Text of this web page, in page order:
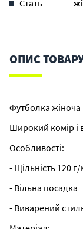
Стать
ОПИС
Футболка
Широкий комір і
Особливості:
- Щільність 120
- Вільна посадка
- Виварений